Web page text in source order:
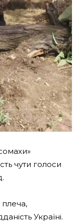
чути голоси
плеча,
Україні.